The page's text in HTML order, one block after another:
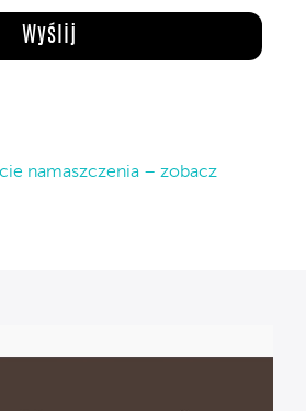
namaszczenia – zobacz